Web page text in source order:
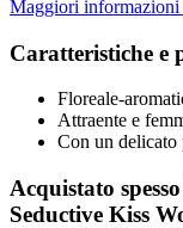
Maggiori informazioni
Caratteristiche e
Floreale-
Attraente e
Con un delicato
Acquistato
Seductive Kiss